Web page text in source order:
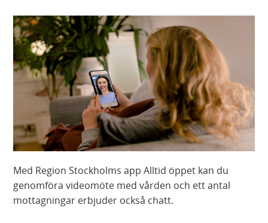
Med Region Stockholms app Alltid öppet kan du
genomföra videomöte med vården och ett antal
mottagningar erbjuder också chatt.